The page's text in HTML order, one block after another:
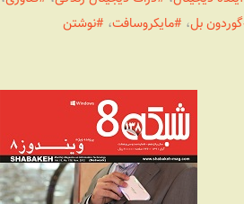
گوردون بل، مایکروسافت، نوشتن